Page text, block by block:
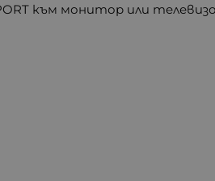
към монитор или